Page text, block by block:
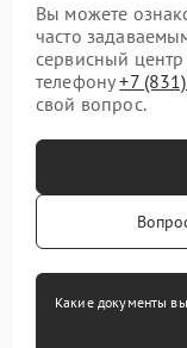
Вы можете
часто
сервисный
телефону+7
свой вопрос.
Какие документы